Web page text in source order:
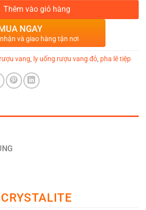
Thêm vào giỏ hàng
NGAY
và giao hàng tận nơi
vang ly uống rượu vang đỏ pha lê tiệp
CRYSTALITE